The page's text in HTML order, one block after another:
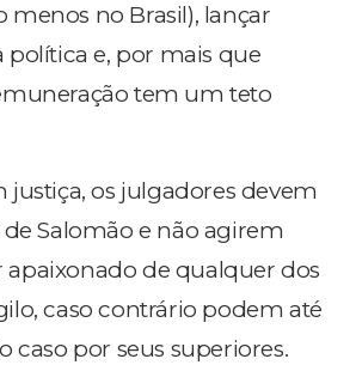
menos no Brasil), lançar
e, por mais que
tem um teto
justiça, os julgadores devem
Salomão e não agirem
de qualquer dos
caso contrário podem até
caso por seus superiores.